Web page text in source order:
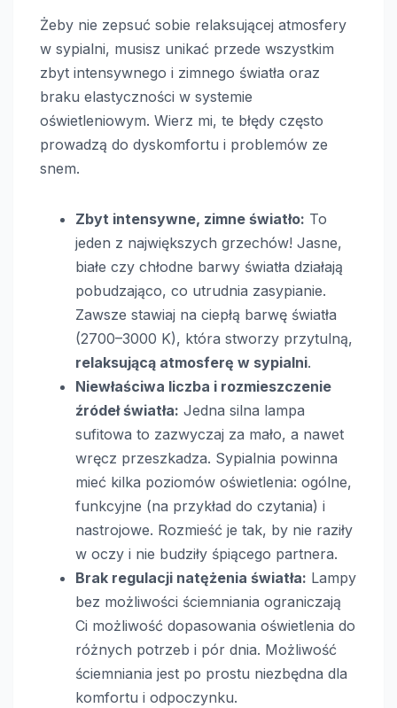
Żeby nie zepsuć sobie relaksującej atmosfery
w sypialni, musisz unikać przede wszystkim
zbyt intensywnego i zimnego światła oraz
braku elastyczności w systemie
oświetleniowym. Wierz mi, te błędy często
prowadzą do dyskomfortu i problemów ze
snem.
Zbyt intensywne, zimne światło: To
jeden z największych grzechów! Jasne,
białe czy chłodne barwy światła działają
pobudzająco, co utrudnia zasypianie.
Zawsze stawiaj na ciepłą barwę światła
(2700–3000 K), która stworzy przytulną,
relaksującą atmosferę w sypialni.
Niewłaściwa liczba i rozmieszczenie
źródeł światła: Jedna silna lampa
sufitowa to zazwyczaj za mało, a nawet
wręcz przeszkadza. Sypialnia powinna
mieć kilka poziomów oświetlenia: ogólne,
funkcyjne (na przykład do czytania) i
nastrojowe. Rozmieść je tak, by nie raziły
w oczy i nie budziły śpiącego partnera.
Brak regulacji natężenia światła: Lampy
bez możliwości ściemniania ograniczają
Ci możliwość dopasowania oświetlenia do
różnych potrzeb i pór dnia. Możliwość
ściemniania jest po prostu niezbędna dla
komfortu i odpoczynku.